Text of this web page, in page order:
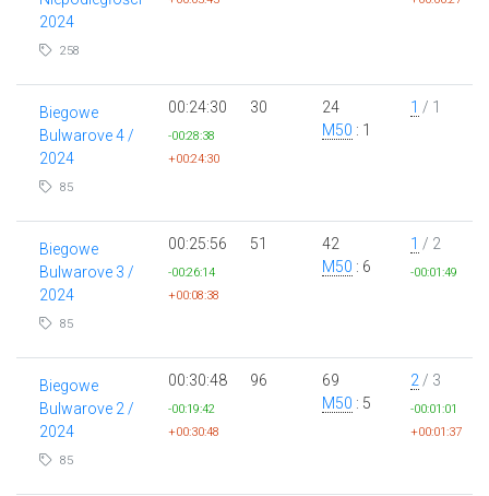
2024
258
Biegowe
Bulwarove 4 /
2024
85
00:24:30
-00:28:38
+00:24:30
30
24
M50 : 1
1 / 1
Biegowe
Bulwarove 3 /
2024
85
00:25:56
-00:26:14
+00:08:38
51
42
M50 : 6
1 / 2
-00:01:49
Biegowe
Bulwarove 2 /
2024
85
00:30:48
-00:19:42
+00:30:48
96
69
M50 : 5
2 / 3
-00:01:01
+00:01:37